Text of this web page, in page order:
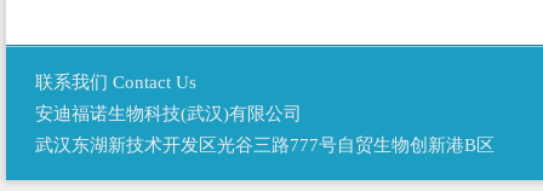
联系我们 Contact Us
安迪福诺生物科技(武汉)有限公司
武汉东湖新技术开发区光谷三路777号自贸生物创新港B区